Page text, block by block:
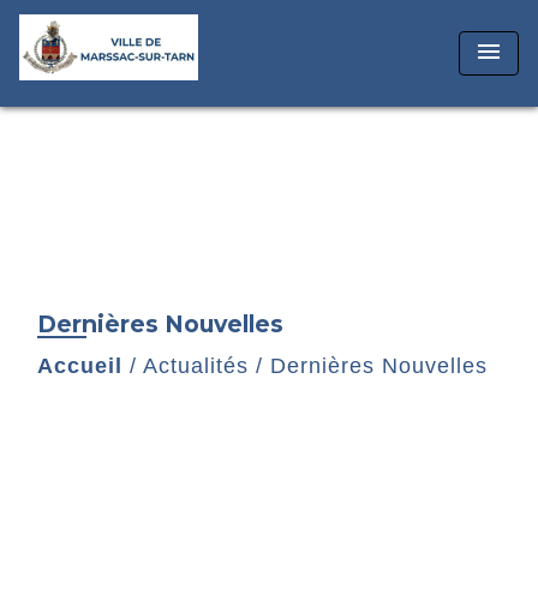
menu
Dernières Nouvelles
Accueil / Actualités / Dernières Nouvelles